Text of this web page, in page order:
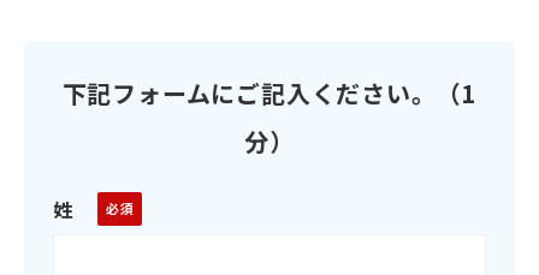
下記フォームにご記入ください。（1
分）
姓